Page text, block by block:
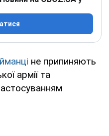
не припиняють
армії та